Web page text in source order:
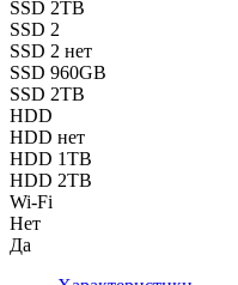
SSD 2TB
SSD 2
SSD 2 нет
SSD 960GB
SSD 2TB
HDD
HDD нет
HDD 1TB
HDD 2TB
Wi-Fi
Нет
Да